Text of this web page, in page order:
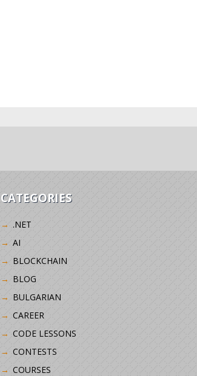
CATEGORIES
.NET
AI
BLOCKCHAIN
BLOG
BULGARIAN
CAREER
CODE LESSONS
CONTESTS
COURSES